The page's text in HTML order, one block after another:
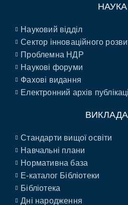
НАУКА
Науковий відділ
Сектор інноваційного
Проблемна НДР
Наукові форуми
Фахові видання
Електронний архів
Стандарти вищої освіти
Навчальні плани
Нормативна база
E-каталог Бібліотеки
Бібліотека
Дні народження